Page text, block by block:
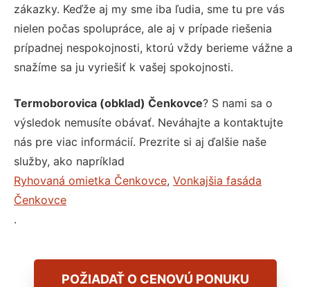
zákazky. Keďže aj my sme iba ľudia, sme tu pre vás
nielen počas spolupráce, ale aj v prípade riešenia
prípadnej nespokojnosti, ktorú vždy berieme vážne a
snažíme sa ju vyriešiť k vašej spokojnosti.
Termoborovica (obklad) Čenkovce? S nami sa o
výsledok nemusíte obávať. Neváhajte a kontaktujte
nás pre viac informácií. Prezrite si aj ďalšie naše
služby, ako napríklad
Ryhovaná omietka Čenkovce, Vonkajšia fasáda
Čenkovce
.
POŽIADAŤ O CENOVÚ PONUKU